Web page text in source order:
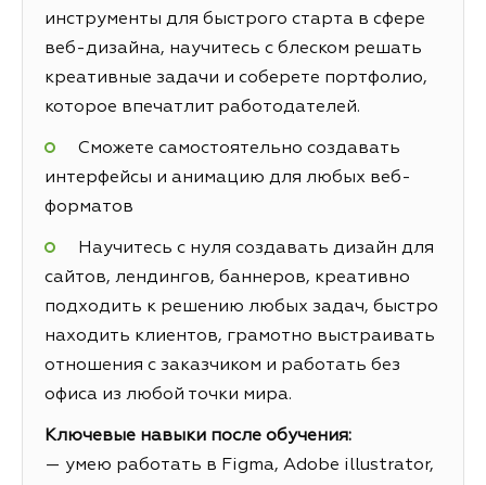
инструменты для быстрого старта в сфере
веб-дизайна, научитесь с блеском решать
креативные задачи и соберете портфолио,
которое впечатлит работодателей.
Сможете самостоятельно создавать
интерфейсы и анимацию для любых веб-
форматов
Научитесь с нуля создавать дизайн для
сайтов, лендингов, баннеров, креативно
подходить к решению любых задач, быстро
находить клиентов, грамотно выстраивать
отношения с заказчиком и работать без
офиса из любой точки мира.
Ключевые навыки после обучения:
— умею работать в Figma, Adobe illustrator,